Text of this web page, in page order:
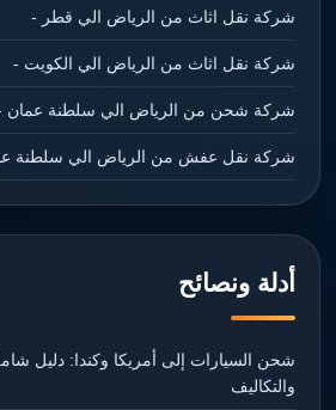
شركة نقل اثاث من الرياض الي قطر -
شركة نقل اثاث من الرياض الي الكويت -
شركة شحن من الرياض الي سلطنة عمان
شركة نقل عفش من الرياض الي سلطنة
أدلة ونصائح
شحن السيارات إلى أمريكا وكندا: دليل
والتكاليف